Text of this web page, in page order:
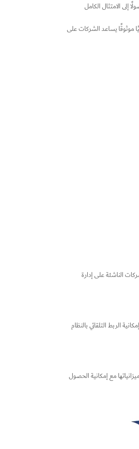
إلى الامتثال الكامل
موثوقًا يساعد الشركات على
الناشئة على إدارة
الربط التلقائي بالنظام
مع إمكانية الحصول